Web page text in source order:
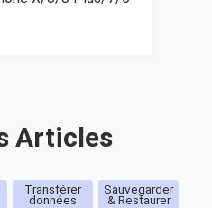
Articles
Transférer
données
Sauvegarder
& Restaurer